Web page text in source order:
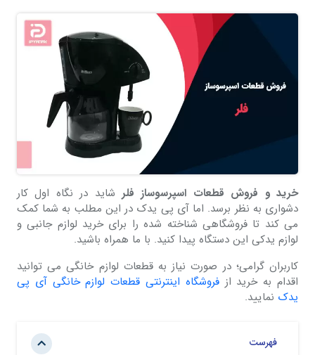
خرید و فروش قطعات اسپرسوساز فلر شاید در نگاه اول کار
دشواری به نظر برسد. اما آی پی یدک در این مطلب به شما کمک
می کند تا فروشگاهی شناخته شده را برای خرید لوازم جانبی و
لوازم یدکی این دستگاه پیدا کنید. با ما همراه باشید.
کاربران گرامی؛ در صورت نیاز به قطعات لوازم خانگی می توانید
اقدام به خرید ازفروشگاه اینترنتی قطعات لوازم خانگی آی پی
یدک نمایید.
فهرست